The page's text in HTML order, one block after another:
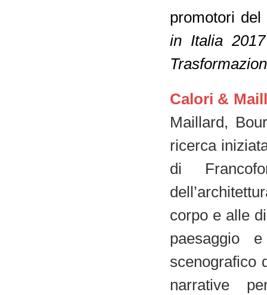
promotori
in Italia
Calori &
Maillard,
ricerca
di
corpo e alle
paesaggio
scenografico
narrative